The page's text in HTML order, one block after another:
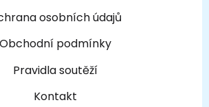
osobních údajů
Obchodní podmínky
Pravidla soutěží
Kontakt